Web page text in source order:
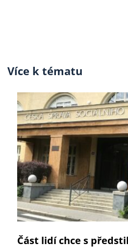
Více k tématu
Část lidí chce s